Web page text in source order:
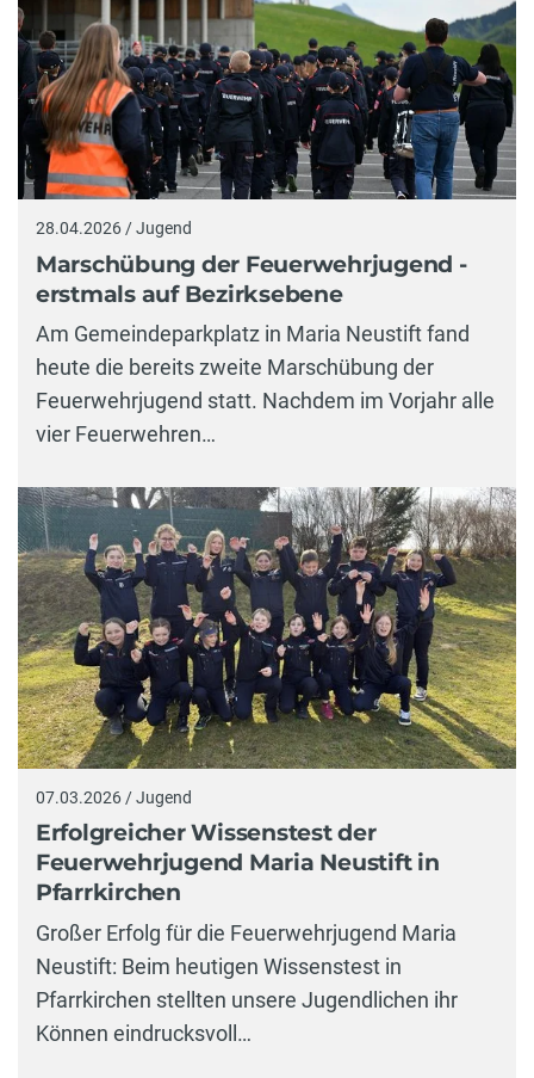
28.04.2026 / Jugend
Marschübung der Feuerwehrjugend -
erstmals auf Bezirksebene
Am Gemeindeparkplatz in Maria Neustift fand
heute die bereits zweite Marschübung der
Feuerwehrjugend statt. Nachdem im Vorjahr alle
vier Feuerwehren…
07.03.2026 / Jugend
Erfolgreicher Wissenstest der
Feuerwehrjugend Maria Neustift in
Pfarrkirchen
Großer Erfolg für die Feuerwehrjugend Maria
Neustift: Beim heutigen Wissenstest in
Pfarrkirchen stellten unsere Jugendlichen ihr
Können eindrucksvoll…